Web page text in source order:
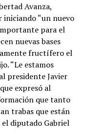
Avanza,
iniciando “un nuevo
para el
nuevas bases
fructífero el
“Le estamos
presidente Javier
expresó al
que tanto
trabas que están
el diputado Gabriel